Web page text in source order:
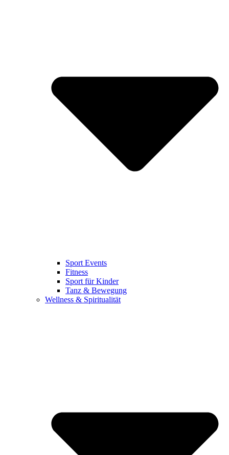
Sport Events
Fitness
Sport für Kinder
Tanz & Bewegung
Wellness & Spiritualität